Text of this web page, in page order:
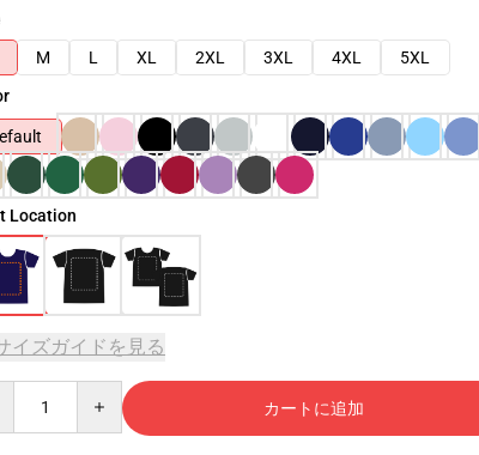
M L XL 2XL 3XL 4XL
5XL
Location
イズガイドを見る
カートに追加